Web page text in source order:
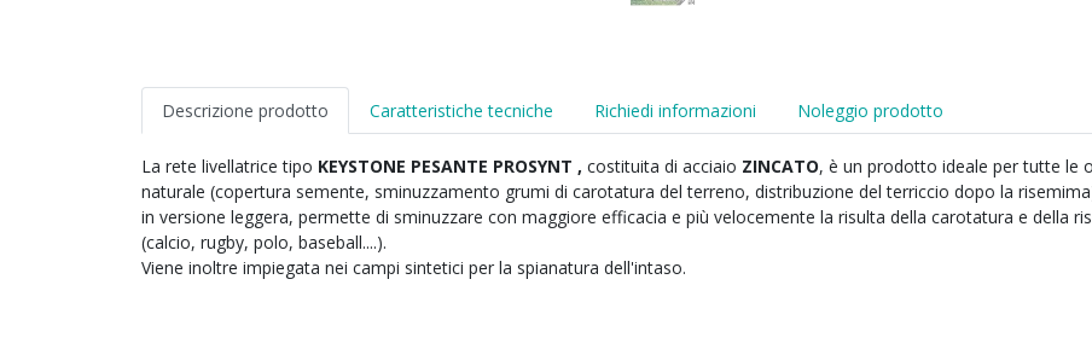
Descrizione prodotto Caratteristiche tecniche Richiedi informazioni Noleggio prodotto
La rete livellatrice tipo KEYSTONE PESANTE PROSYNT , costituita di acciaio ZINCATO, è un prodotto ideale per tutte le
naturale (copertura semente, sminuzzamento grumi di carotatura del terreno, distribuzione del terriccio dopo la
in versione leggera, permette di sminuzzare con maggiore efficacia e più velocemente la risulta della carotatura e della
(calcio, rugby, polo, baseball....).
Viene inoltre impiegata nei campi sintetici per la spianatura dell'intaso.